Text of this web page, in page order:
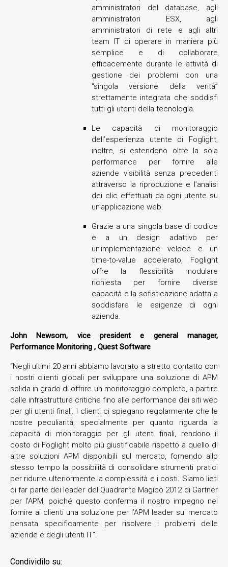
amministratori del database, agli
amministratori ESX, agli
amministratori di rete e agli altri
team IT di operare in maniera più
semplice e di collaborare
efficacemente durante le attività di
gestione dei problemi con una
“singola versione della verità”
strettamente integrata che soddisfi
tutti gli utenti della tecnologia.
Le capacità di monitoraggio
dell’esperienza utente di Foglight,
inoltre, si estendono oltre la sola
performance per fornire alle
aziende visibilità senza precedenti
attraverso la riproduzione e l’analisi
dei clic effettuati da ogni utente su
un’applicazione web.
Grazie a una singola base di codice
e a un design adattivo per
un’implementazione veloce e un
time-to-value accelerato, Foglight
offre la flessibilità modulare
richiesta per fornire diverse
capacità e la sofisticazione adatta a
soddisfare le esigenze di ogni
azienda.
John Newsom, vice president e general manager,
Performance Monitoring , Quest Software
“Negli ultimi 20 anni abbiamo lavorato a stretto contatto con
i nostri clienti globali per sviluppare una soluzione di APM
solida in grado di offrire un monitoraggio completo, a partire
dalle infrastrutture critiche fino alle performance dei siti web
per gli utenti finali. I clienti ci spiegano regolarmente che le
nostre peculiarità, specialmente per quanto riguarda la
capacità di monitoraggio per gli utenti finali, rendono il
costo di Foglight molto più giustificabile rispetto a quello di
altre soluzioni APM disponibili sul mercato, fornendo allo
stesso tempo la possibilità di consolidare strumenti pratici
per ridurre ulteriormente la complessità e i costi. Siamo lieti
di far parte dei leader del Quadrante Magico 2012 di Gartner
per l’APM, poiché questo conferma il nostro impegno nel
fornire ai clienti una soluzione per l’APM leader sul mercato
pensata specificamente per risolvere i problemi delle
aziende e degli utenti IT”.
Condividilo su: